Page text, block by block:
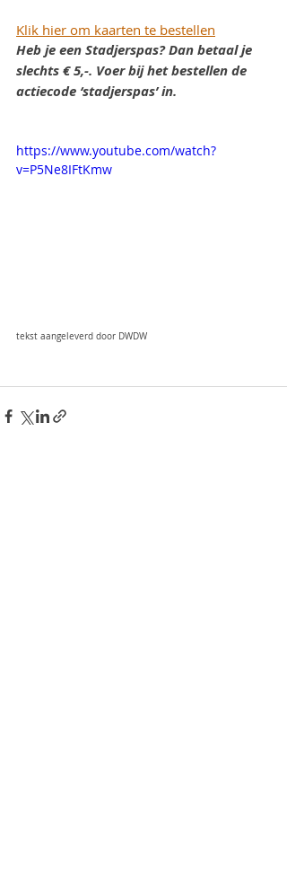
Klik hier om kaarten te bestellen
Heb je een Stadjerspas? Dan betaal je
slechts € 5,-. Voer bij het bestellen de
actiecode ‘stadjerspas’ in.
https://www.youtube.com/watch?
v=P5Ne8IFtKmw
tekst aangeleverd door DWDW